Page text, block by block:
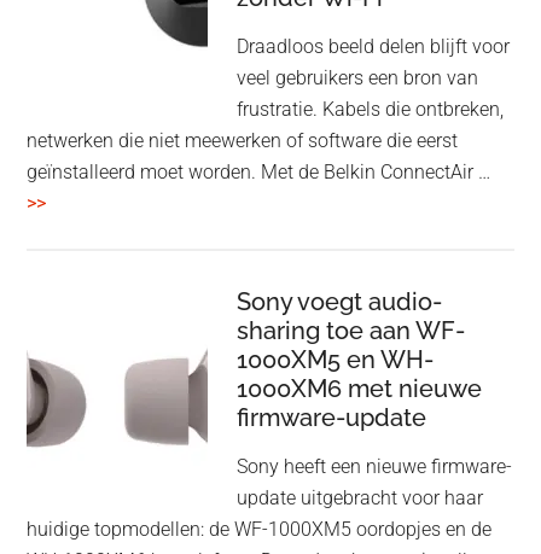
Draadloos beeld delen blijft voor
veel gebruikers een bron van
frustratie. Kabels die ontbreken,
netwerken die niet meewerken of software die eerst
geïnstalleerd moet worden. Met de Belkin ConnectAir …
>>overBelkin
draadloos
presenteren
zonder
Wi-
Sony voegt audio-
sharing toe aan WF-
1000XM5 en WH-
1000XM6 met nieuwe
firmware-update
Sony heeft een nieuwe firmware-
update uitgebracht voor haar
huidige topmodellen: de WF-1000XM5 oordopjes en de